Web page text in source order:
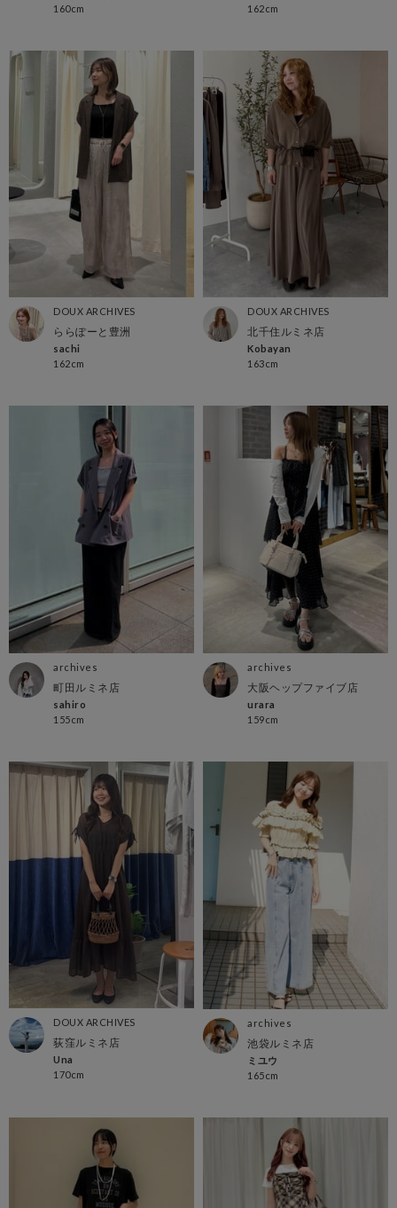
160cm
162cm
DOUX ARCHIVES
ららぽーと豊洲
sachi
162cm
DOUX ARCHIVES
北千住ルミネ店
Kobayan
163cm
archives
町田ルミネ店
sahiro
155cm
archives
大阪ヘップファイブ店
urara
159cm
DOUX ARCHIVES
荻窪ルミネ店
Una
170cm
archives
池袋ルミネ店
ミユウ
165cm